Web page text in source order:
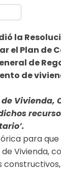
la
el Plan de
de
de
Vivienda,
para
Vivienda,